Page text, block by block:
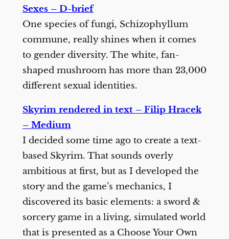
Sexes – D-brief
One species of fungi, Schizophyllum
commune, really shines when it comes
to gender diversity. The white, fan-
shaped mushroom has more than 23,000
different sexual identities.
Skyrim rendered in text – Filip Hracek
– Medium
I decided some time ago to create a text-
based Skyrim. That sounds overly
ambitious at first, but as I developed the
story and the game’s mechanics, I
discovered its basic elements: a sword &
sorcery game in a living, simulated world
that is presented as a Choose Your Own